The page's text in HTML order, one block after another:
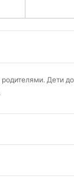
Дети